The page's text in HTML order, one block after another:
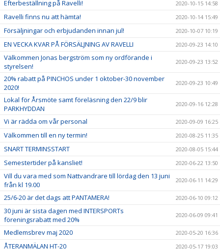
Efterbeställning på Ravelli! 2020-10-15 14:58
Ravelli finns nu att hämta! 2020-10-14 15:49
Försäljningar och erbjudanden innan jul! 2020-10-07 10:19
EN VECKA KVAR PÅ FÖRSÄLJNING AV RAVELLI 2020-09-23 14:10
Välkommen Jonas bergström som ny ordförande i
styrelsen!
2020-09-23 13:52
20% rabatt på PINCHOS under 1 oktober-30 november
2020!
2020-09-23 10:49
Lokal för Årsmöte samt föreläsning den 22/9 blir
PARKHYDDAN
2020-09-16 12:28
Vi är rädda om vår personal 2020-09-09 16:25
Välkommen till en ny termin! 2020-08-25 11:35
SNART TERMINSSTART 2020-08-05 15:44
Semestertider på kansliet! 2020-06-22 13:50
Vill du vara med som Nattvandrare till lördag den 13 juni
från kl 19.00
2020-06-11 14:29
25/6-20 är det dags att PANTAMERA! 2020-06-10 09:12
30 juni är sista dagen med INTERSPORTs
föreningsrabatt med 20%
2020-06-09 09:41
Medlemsbrev maj 2020 2020-05-20 16:36
ÅTERANMÄLAN HT-20 2020-05-17 19:03